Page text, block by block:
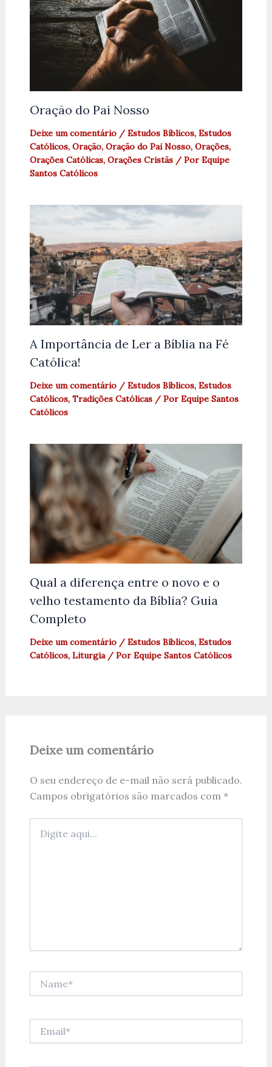
Oração do Pai Nosso
Deixe um comentário / Estudos Bíblicos, Estudos
Católicos, Oração, Oração do Pai Nosso, Orações,
Orações Católicas, Orações Cristãs/ Por Equipe
Santos Católicos
A Importância de Ler a Bíblia na Fé
Católica!
Deixe um comentário / Estudos Bíblicos, Estudos
Católicos, Tradições Católicas/ Por Equipe Santos
Católicos
Qual a diferença entre o novo e o
velho testamento da Bíblia? Guia
Completo
Deixe um comentário / Estudos Bíblicos, Estudos
Católicos, Liturgia/ Por Equipe Santos Católicos
Deixe um comentário
O seu endereço de e-mail não será publicado.
Campos obrigatórios são marcados com *
aqui...